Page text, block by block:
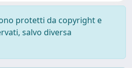
protetti da copyright e
salvo diversa